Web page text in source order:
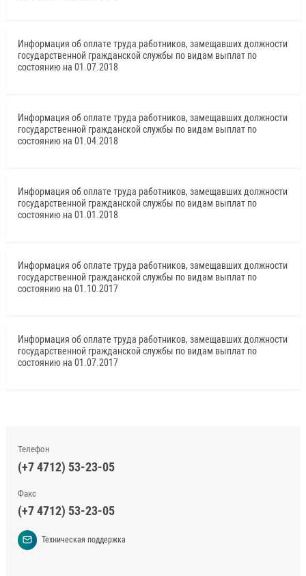
Информация об оплате труда работников, замещавших должности
государственной гражданской службы по видам выплат по
состоянию на 01.07.2018
Информация об оплате труда работников, замещавших должности
государственной гражданской службы по видам выплат по
состоянию на 01.04.2018
Информация об оплате труда работников, замещавших должности
государственной гражданской службы по видам выплат по
состоянию на 01.01.2018
Информация об оплате труда работников, замещавших должности
государственной гражданской службы по видам выплат по
состоянию на 01.10.2017
Информация об оплате труда работников, замещавших должности
государственной гражданской службы по видам выплат по
состоянию на 01.07.2017
Телефон
(+7 4712) 53-23-05
Факс
(+7 4712) 53-23-05
Техническая поддержка